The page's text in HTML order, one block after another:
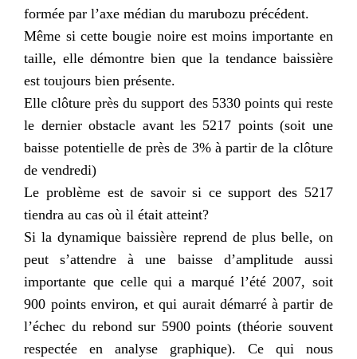
formée par l’axe médian dumarubozu précédent.
Même si cette bougie noire est moins importante en
taille, elle démontre bien que la tendance baissière
est toujours bien présente.
Elle clôture près du support des 5330 points qui reste
le dernier obstacle avant les 5217 points (soit une
baisse potentielle de près de 3% à partir de la clôture
de vendredi)
Le problème est de savoir si ce support des 5217
tiendra au cas où il était atteint?
Si la dynamique baissière reprend de plus belle, on
peut s’attendre à une baisse d’amplitude aussi
importante que celle qui a marqué l’été 2007, soit
900 points environ, et qui aurait démarré à partir de
l’échec du rebond sur 5900 points (théorie souvent
respectée en analyse graphique). Ce qui nous